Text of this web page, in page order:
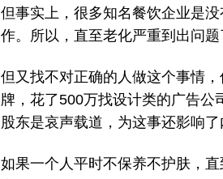
但事实上，很多知名餐饮企业是
作。所以，直至老化严重到出问题
但又找不对正确的人做这个事情
牌，花了500万找设计类的广告
股东是哀声载道，为这事还影响了
如果一个人平时不保养不护肤，